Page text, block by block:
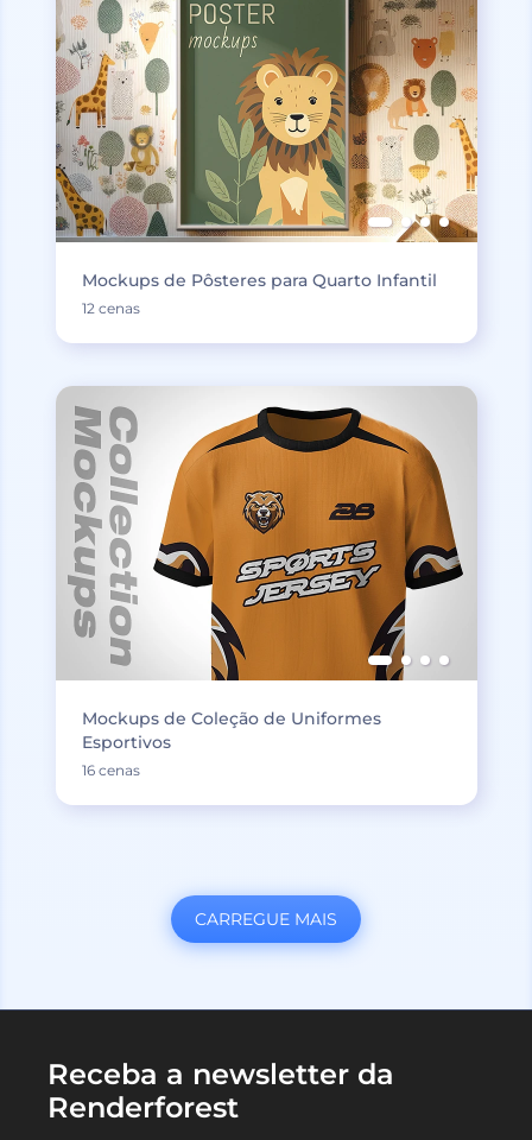
Mockups de Pôsteres para Quarto Infantil
12 cenas
Mockups de Coleção de Uniformes
Esportivos
16 cenas
CARREGUE MAIS
Receba a newsletter da
Renderforest